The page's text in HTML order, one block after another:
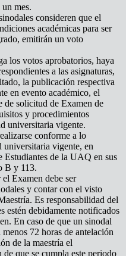
mes.
consideren que el
académicas para ser
emitirán un voto
los votos aprobatorios, haya
a las asignaturas,
la publicación respectiva
en evento académico, el
de solicitud de Examen de
y procedimientos
universitaria vigente.
conforme a lo
universitaria vigente, en
Estudiantes de la UAQ en sus
B y 113.
Examen debe ser
y contar con el visto
Es responsabilidad del
estén debidamente notificados
En caso de que un sinodal
72 horas de antelación
de la maestría el
que se cumpla este periodo